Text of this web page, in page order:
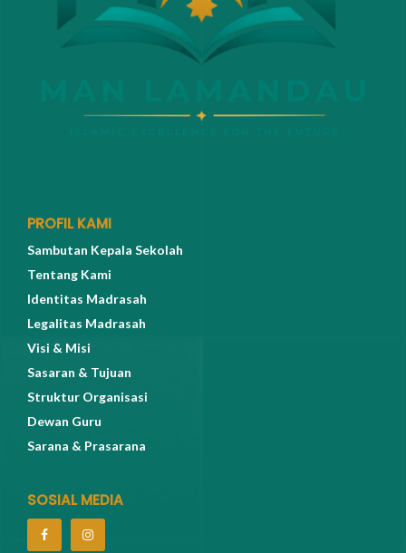
PROFIL KAMI
Sambutan Kepala Sekolah
Tentang Kami
Identitas Madrasah
Legalitas Madrasah
Visi & Misi
Sasaran & Tujuan
Struktur Organisasi
Dewan Guru
Sarana & Prasarana
SOSIAL MEDIA